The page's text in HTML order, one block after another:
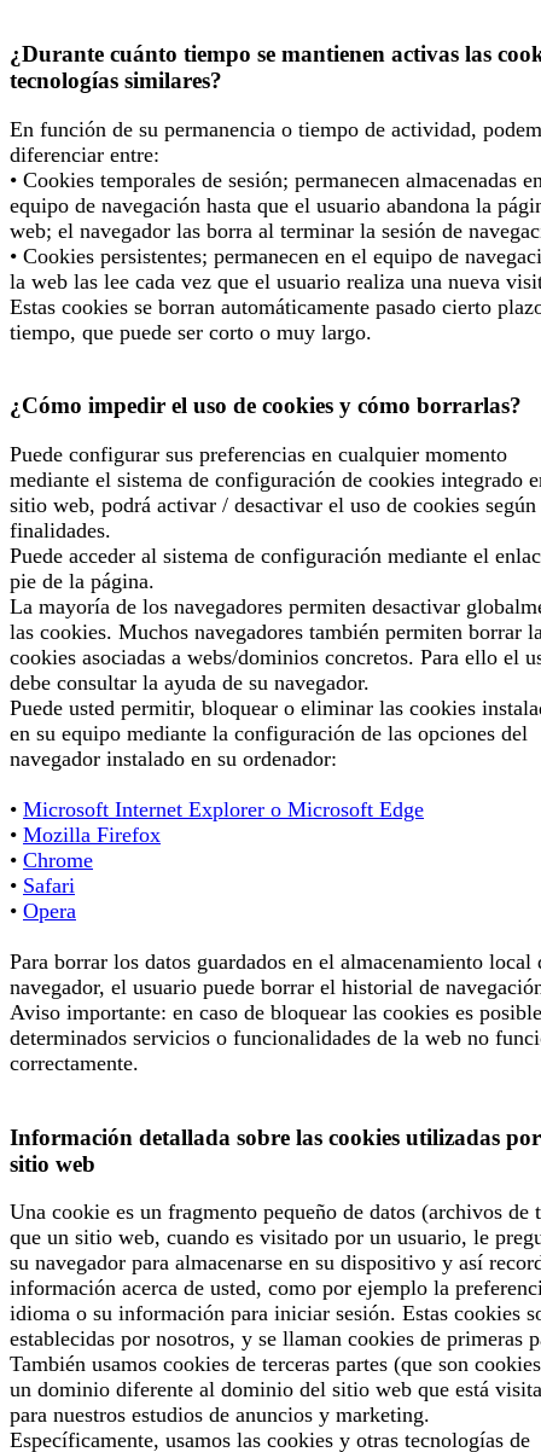
¿Durante cuánto tiempo se mantienen activas las
tecnologías similares?
En función de su permanencia o tiempo de actividad,
diferenciar entre:
• Cookies temporales de sesión; permanecen almacenadas
equipo de navegación hasta que el usuario abandona la
web; el navegador las borra al terminar la sesión de
• Cookies persistentes; permanecen en el equipo de
la web las lee cada vez que el usuario realiza una nueva
Estas cookies se borran automáticamente pasado cierto
tiempo, que puede ser corto o muy largo.
¿Cómo impedir el uso de cookies y cómo borrarlas?
Puede configurar sus preferencias en cualquier momento
mediante el sistema de configuración de cookies integrado
sitio web, podrá activar / desactivar el uso de cookies según
finalidades.
Puede acceder al sistema de configuración mediante el
pie de la página.
La mayoría de los navegadores permiten desactivar
las cookies. Muchos navegadores también permiten borrar
cookies asociadas a webs/dominios concretos. Para ello el
debe consultar la ayuda de su navegador.
Puede usted permitir, bloquear o eliminar las cookies
en su equipo mediante la configuración de las opciones del
navegador instalado en su ordenador:
• Microsoft Internet Explorer o Microsoft Edge
• Mozilla Firefox
• Chrome
• Safari
• Opera
Para borrar los datos guardados en el almacenamiento local
navegador, el usuario puede borrar el historial de
Aviso importante: en caso de bloquear las cookies es
determinados servicios o funcionalidades de la web no
correctamente.
Información detallada sobre las cookies utilizadas por
sitio web
Una cookie es un fragmento pequeño de datos (archivos de
que un sitio web, cuando es visitado por un usuario, le
su navegador para almacenarse en su dispositivo y así
información acerca de usted, como por ejemplo la
idioma o su información para iniciar sesión. Estas cookies
establecidas por nosotros, y se llaman cookies de primeras
También usamos cookies de terceras partes (que son
un dominio diferente al dominio del sitio web que está
para nuestros estudios de anuncios y marketing.
Específicamente, usamos las cookies y otras tecnologías de